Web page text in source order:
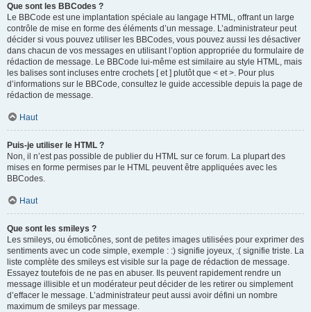
Que sont les BBCodes ?
Le BBCode est une implantation spéciale au langage HTML, offrant un large
contrôle de mise en forme des éléments d’un message. L’administrateur peut
décider si vous pouvez utiliser les BBCodes, vous pouvez aussi les désactiver
dans chacun de vos messages en utilisant l’option appropriée du formulaire de
rédaction de message. Le BBCode lui-même est similaire au style HTML, mais
les balises sont incluses entre crochets [ et ] plutôt que < et >. Pour plus
d’informations sur le BBCode, consultez le guide accessible depuis la page de
rédaction de message.
Haut
Puis-je utiliser le HTML ?
Non, il n’est pas possible de publier du HTML sur ce forum. La plupart des
mises en forme permises par le HTML peuvent être appliquées avec les
BBCodes.
Haut
Que sont les smileys ?
Les smileys, ou émoticônes, sont de petites images utilisées pour exprimer des
sentiments avec un code simple, exemple : :) signifie joyeux, :( signifie triste. La
liste complète des smileys est visible sur la page de rédaction de message.
Essayez toutefois de ne pas en abuser. Ils peuvent rapidement rendre un
message illisible et un modérateur peut décider de les retirer ou simplement
d’effacer le message. L’administrateur peut aussi avoir défini un nombre
maximum de smileys par message.